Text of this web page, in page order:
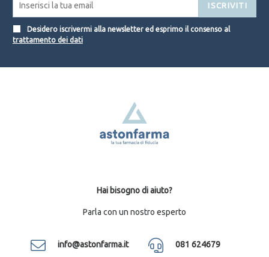
ISCRIVITI
Desidero iscrivermi alla newsletter ed esprimo il consenso al
trattamento dei dati
Hai bisogno di aiuto?
Parla con un nostro esperto
info@astonfarma.it 081 624679